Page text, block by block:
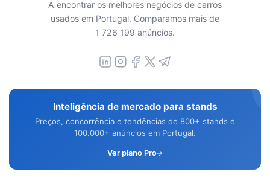
A encontrar os melhores negócios de carros
usados em Portugal. Comparamos mais de
1 726 199 anúncios.
Inteligência de mercado para stands
Preços, concorrência e tendências de 800+ stands e
100.000+ anúncios em Portugal.
Ver plano Pro